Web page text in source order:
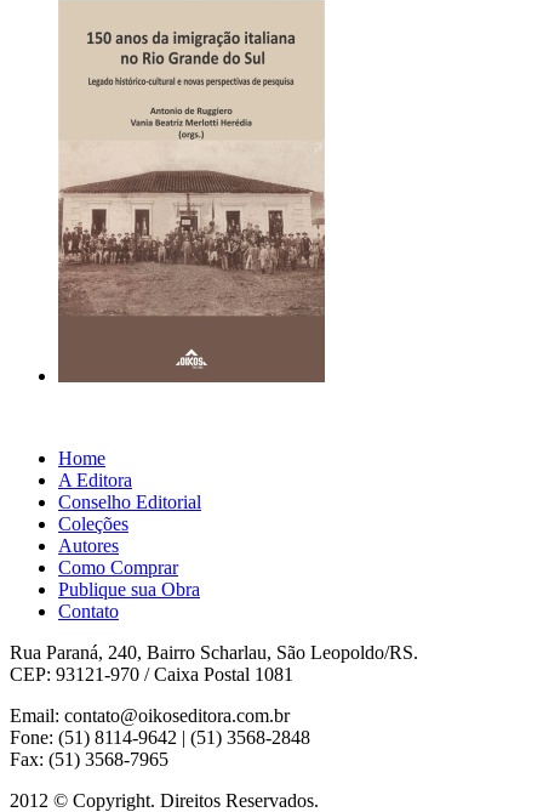
Home
A Editora
Conselho Editorial
Coleções
Autores
Como Comprar
Publique sua Obra
Contato
Rua Paraná, 240, Bairro Scharlau, São Leopoldo/RS.
CEP: 93121-970 / Caixa Postal 1081
Email: contato@oikoseditora.com.br
Fone: (51) 8114-9642 | (51) 3568-2848
Fax: (51) 3568-7965
2012 © Copyright. Direitos Reservados.